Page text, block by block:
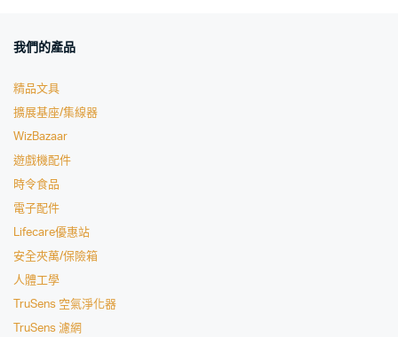
我們的產品
精品文具
擴展基座/集線器
WizBazaar
遊戲機配件
時令食品
電子配件
Lifecare優惠站
安全夾萬/保險箱
人體工學
TruSens 空氣淨化器
TruSens 濾網